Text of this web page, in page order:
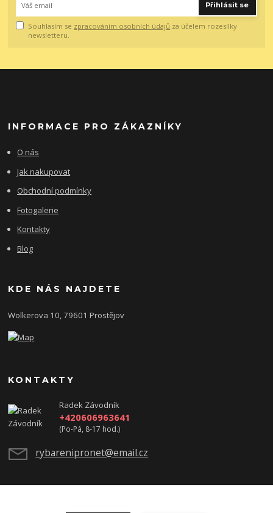
Přihlásit se
Souhlasím se zpracováním osobních údajů za účelem rozesílky
newsletteru.
INFORMACE PRO ZÁKAZNÍKY
O nás
Jak nakupovat
Obchodní podmínky
Fotogalerie
Kontakty
Blog
KDE NÁS NAJDETE
Wolkerova 10, 79601 Prostějov
KONTAKTY
Radek Závodník
+420606963641
(Po-Pá, 8-17 hod.)
rybarenipronet@email.cz